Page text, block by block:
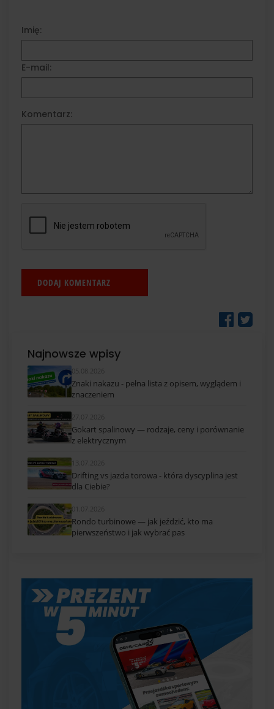
Imię:
E-mail:
Komentarz:
Najnowsze wpisy
05.08.2026
Znaki nakazu - pełna lista z opisem, wyglądem i
znaczeniem
Gokart spalinowy — rodzaje, ceny i porównanie
z elektrycznym
Drifting vs jazda torowa - która dyscyplina jest
dla Ciebie?
Rondo turbinowe — jak jeździć, kto ma
pierwszeństwo i jak wybrać pas